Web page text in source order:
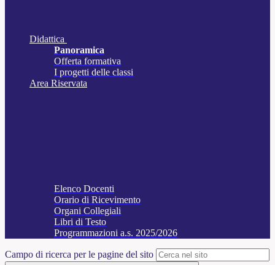
Didattica
Panoramica
Offerta formativa
I progetti delle classi
Area Riservata
Elenco Docenti
Orario di Ricevimento
Organi Collegiali
Libri di Testo
Programmazioni a.s. 2025/2026
Campo di ricerca per le pagine del sito